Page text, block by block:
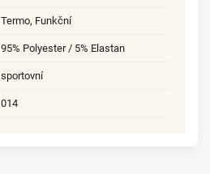
Termo, Funkční
95% Polyester / 5% Elastan
sportovní
014